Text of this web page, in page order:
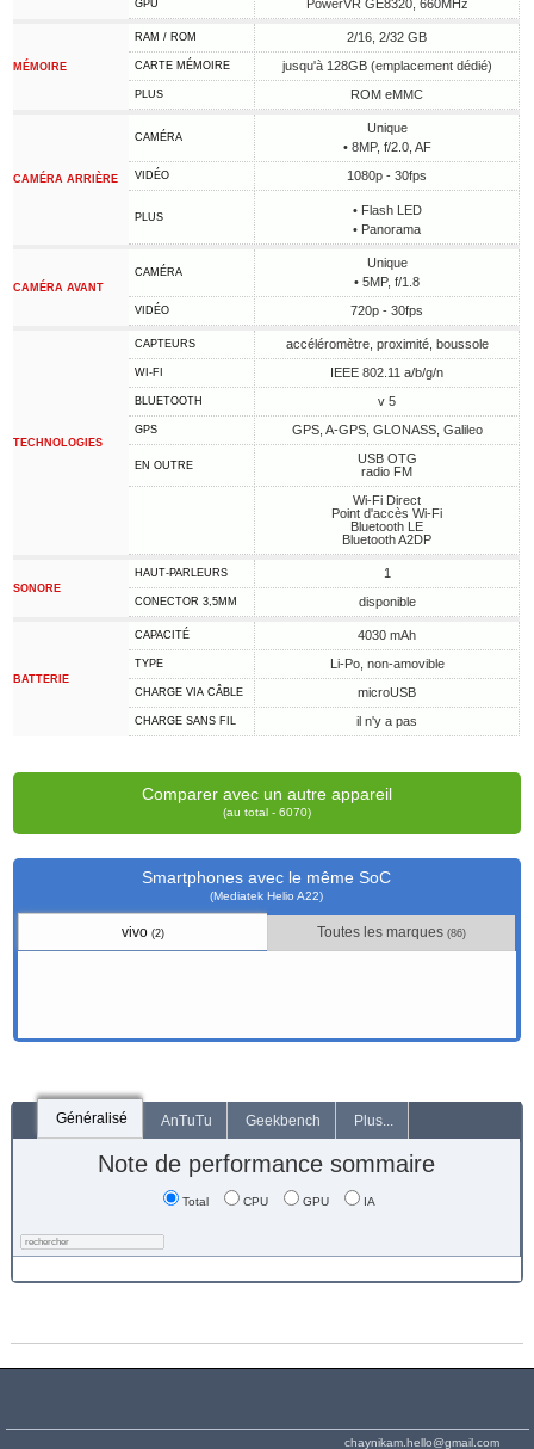
GPU PowerVR GE8320, 660MHz
MÉMOIRE
RAM / ROM 2/16, 2/32 GB
CARTE MÉMOIRE jusqu'à 128GB (emplacement dédié)
PLUS ROM eMMC
CAMÉRA ARRIÈRE
CAMÉRA
Unique
• 8MP, f/2.0, AF
VIDÉO 1080p - 30fps
PLUS
• Flash LED
• Panorama
CAMÉRA AVANT
CAMÉRA
Unique
• 5MP, f/1.8
VIDÉO 720p - 30fps
TECHNOLOGIES
CAPTEURS accéléromètre, proximité, boussole
WI-FI IEEE 802.11 a/b/g/n
BLUETOOTH v 5
GPS GPS, A-GPS, GLONASS, Galileo
EN OUTRE
USB OTG
radio FM
Wi-Fi Direct
Point d'accès Wi-Fi
Bluetooth LE
Bluetooth A2DP
SONORE
HAUT-PARLEURS 1
CONECTOR 3,5MM disponible
BATTERIE
CAPACITÉ 4030 mAh
TYPE Li-Po, non-amovible
CHARGE VIA CÂBLE microUSB
CHARGE SANS FIL il n'y a pas
Comparer avec un autre appareil
(au total - 6070)
Smartphones avec le même SoC
(Mediatek Helio A22)
vivo(2) Toutes les marques(86)
Généralisé AnTuTu Geekbench Plus...
Note de performance sommaire
Total CPU GPU IA
chaynikam.hello@gmail.com